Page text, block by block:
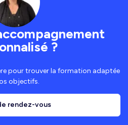
?
pour trouver la formation adaptée
objectifs.
rendez-vous